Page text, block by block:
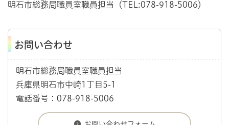
明石市総務局職員室職員担当（TEL:078-918-5006）
お問い合わせ
明石市総務局職員室職員担当
兵庫県明石市中崎1丁目5-1
電話番号：078-918-5006